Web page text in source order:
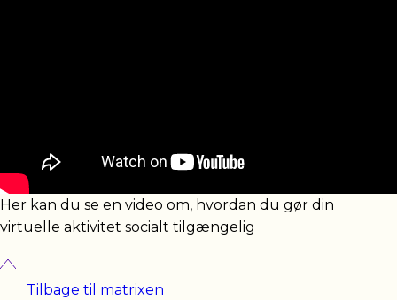
Her kan du se en video om, hvordan du gør din
virtuelle aktivitet socialt tilgængelig
Tilbage til matrixen